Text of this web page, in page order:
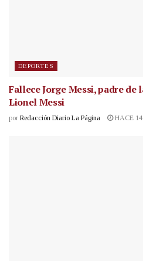
DEPORTES
Fallece Jorge Messi, padre
Lionel Messi
por Redacción Diario La Página HACE 14